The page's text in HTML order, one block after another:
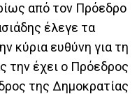
από τον Πρόεδρο
έλεγε τα
κύρια ευθύνη για τη
την έχει ο Πρόεδρος
της Δημοκρατίας